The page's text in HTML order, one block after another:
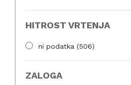
KINGSTON(80)
LACIE(18)
HITROST VRTENJA
ni podatka (506)
ZALOGA